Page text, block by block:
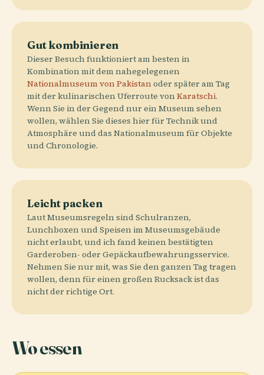
Gut kombinieren
Dieser Besuch funktioniert am besten in
Kombination mit dem nahegelegenen
Nationalmuseum von Pakistan oder später am Tag
mit der kulinarischen Uferroute von Karatschi.
Wenn Sie in der Gegend nur ein Museum sehen
wollen, wählen Sie dieses hier für Technik und
Atmosphäre und das Nationalmuseum für Objekte
und Chronologie.
Leicht packen
Laut Museumsregeln sind Schulranzen,
Lunchboxen und Speisen im Museumsgebäude
nicht erlaubt, und ich fand keinen bestätigten
Garderoben- oder Gepäckaufbewahrungsservice.
Nehmen Sie nur mit, was Sie den ganzen Tag tragen
wollen, denn für einen großen Rucksack ist das
nicht der richtige Ort.
Wo essen